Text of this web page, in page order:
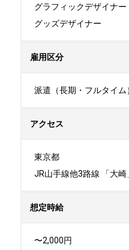
グラフィックデザイナー
グッズデザイナー
雇用区分
派遣（長期・フルタイム
アクセス
東京都
JR山手線他3路線 「大
想定時給
〜2,000円